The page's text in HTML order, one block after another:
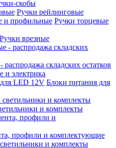
скобы
Ручки рейлинговые
Ручки торцевые
Ручки врезные
складских остатков
и электрика
Блоки питания для
и комплекты
профили и комплектующие